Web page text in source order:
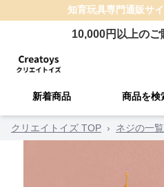
知育玩具専門通販サイ
10,000円以上のご
新着商品 商品を検
クリエイトイズ TOP › ネジの一覧